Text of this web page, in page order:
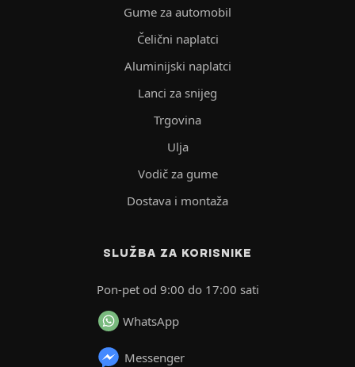
Gume za automobil
Čelični naplatci
Aluminijski naplatci
Lanci za snijeg
Trgovina
Ulja
Vodič za gume
Dostava i montaža
SLUŽBA ZA KORISNIKE
Pon-pet od 9:00 do 17:00 sati
WhatsApp
Messenger